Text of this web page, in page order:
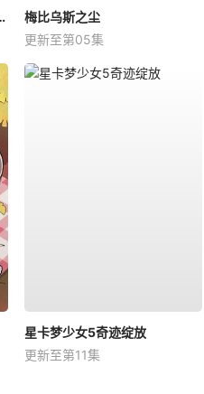
弊魔术师冒险记
梅比乌斯之尘
更新至第05集
星卡梦少女5奇迹绽放
更新至第11集